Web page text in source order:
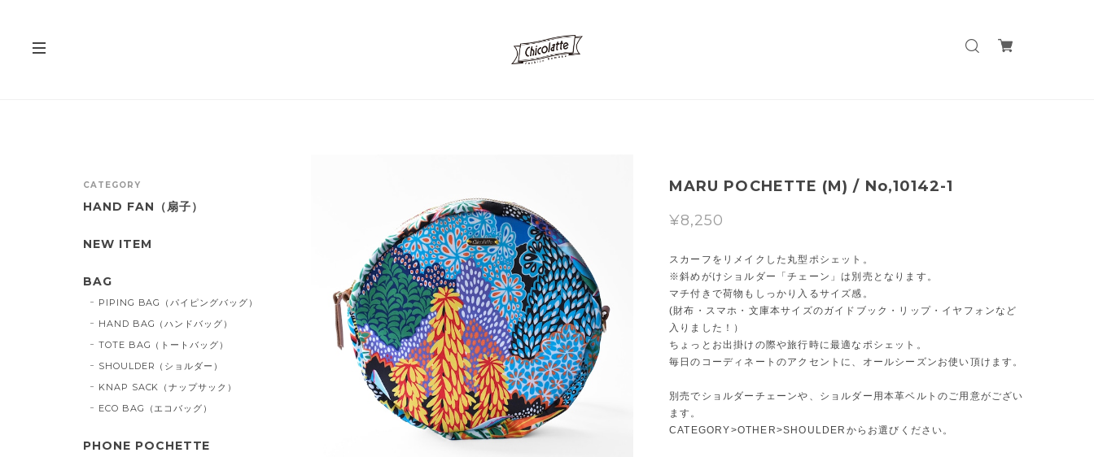
MARU POCHETTE (M) / No,10142-1
¥8,250
スカーフをリメイクした丸型ポシェット。
※斜めがけショルダー「チェーン」は別売となります。
マチ付きで荷物もしっかり入るサイズ感。
(財布・スマホ・文庫本サイズのガイドブック・リップ・イヤフォンなど
入りました！）
ちょっとお出掛けの際や旅行時に最適なポシェット。
毎日のコーディネートのアクセントに、オールシーズンお使い頂けます。
別売でショルダーチェーンや、ショルダー用本革ベルトのご用意がござい
ます。
CATEGORY>OTHER>SHOULDERからお選びください。
CATEGORY
HAND FAN（扇子）
NEW ITEM
BAG
PIPING BAG（パイピングバッグ）
HAND BAG（ハンドバッグ）
TOTE BAG（トートバッグ）
SHOULDER（ショルダー）
KNAP SACK（ナップサック）
ECO BAG（エコバッグ）
PHONE POCHETTE